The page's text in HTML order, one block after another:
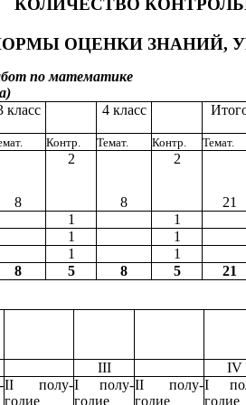
КОЛИЧЕСТВО
ОЦЕНКИ ЗНАНИЙ,
по математике
класс 4 класс
Контр. Темат. Контр. Темат.
8
2
8
2
21
1 1
1 1
1 1
8 5 8 5 21
III
IV
II полу-
годие
I полу-
годие
II полу-
годие
I
годие